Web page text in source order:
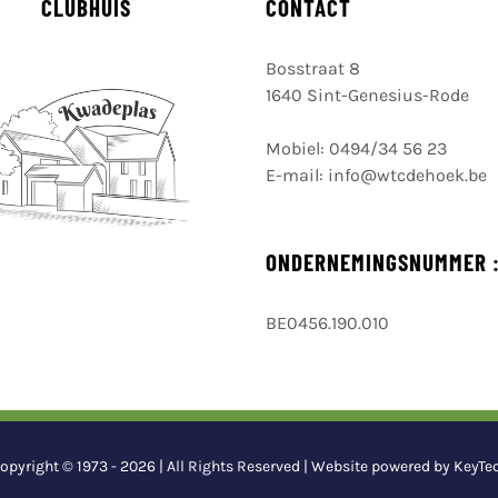
CLUBHUIS CONTACT
Bosstraat 8
1640 Sint-Genesius-Rode
Mobiel: 0494/34 56 23
E-mail: info@wtcdehoek.be
ONDERNEMINGSNUMMER
BE0456.190.010
© 1973 -2026 | All Rights Reserved | Website powered by